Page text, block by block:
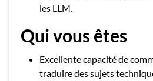
les LLM.
Qui vous êtes
Excellente capacité de
traduire des sujets